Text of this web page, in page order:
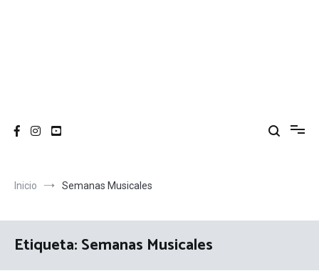
Inicio Semanas Musicales
Etiqueta:Semanas Musicales